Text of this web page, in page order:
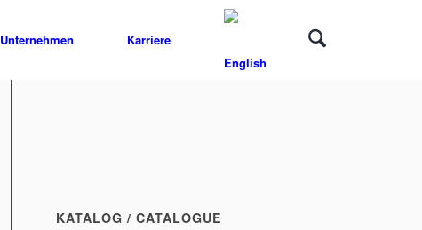
Unternehmen Karriere
KATALOG / CATALOGUE